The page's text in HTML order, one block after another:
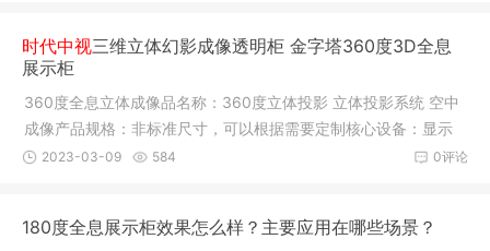
Stellantis和InMotion
时代中视三维立体幻影成像透明柜 金字塔360度3D全息
展示柜
360度全息立体成像品名称：360度立体投影 立体投影系统 空中
成像产品规格：非标准尺寸，可以根据需要定制核心设备：显示
系统中控系统投影设备无线控制无缝拼接应用方向：科技馆、博
路桥梁、流程模拟，应
0评论
2023-03-09 584
180度全息展示柜效果怎么样？主要应用在哪些场景？